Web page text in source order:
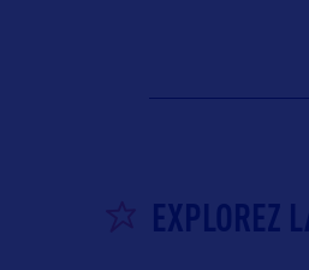
EXPLOREZ